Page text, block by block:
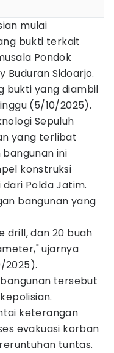
mulai
bukti terkait
Pondok
Buduran Sidoarjo.
bukti yang diambil
(5/10/2025).
Sepuluh
yang terlibat
ini
konstruksi
Polda Jatim.
bangunan yang
drill, dan 20 buah
ujarnya
2025).
tersebut
keterangan
evakuasi korban
tuntas.